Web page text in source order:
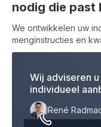
nodig die past
We ontwikkelen uw
menginstructies en
Wij adviseren
individueel
René